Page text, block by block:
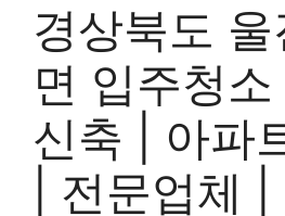
경상북도
면 입주청소
신축 | 아파
| 전문업체 |